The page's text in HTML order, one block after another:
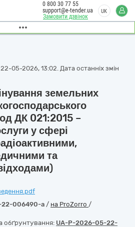
Замовити дзвінок
0 800 30 77 55
support@e-tender.ua
UK
05-2026, 13:02. Дата останніх змін
земельних
ДК 021:2015 –
у сфері
та
006490-a / на ProZorro /
обґрунтування: UA-P-2026-05-22-